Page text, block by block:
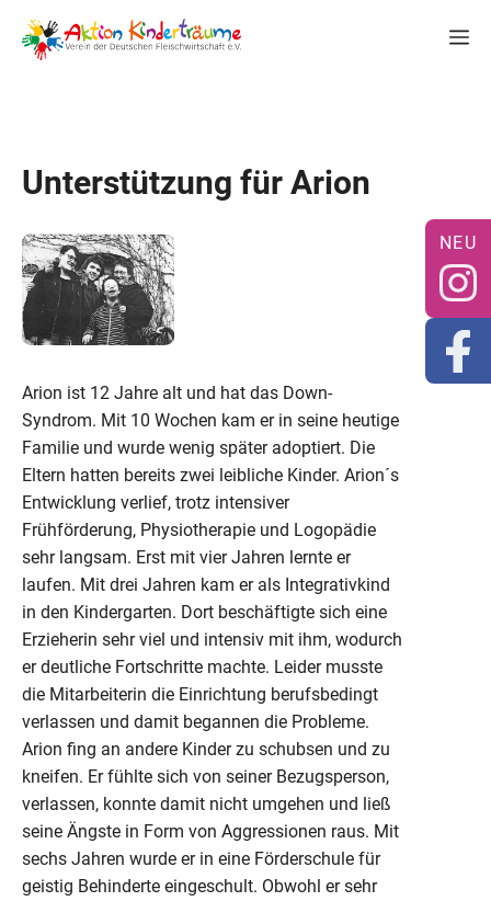
Inhalt
springen
Unterstützung für Arion
Arion ist 12 Jahre alt und hat das Down-
Syndrom. Mit 10 Wochen kam er in seine heutige
Familie und wurde wenig später adoptiert. Die
Eltern hatten bereits zwei leibliche Kinder. Arion´s
Entwicklung verlief, trotz intensiver
Frühförderung, Physiotherapie und Logopädie
sehr langsam. Erst mit vier Jahren lernte er
laufen. Mit drei Jahren kam er als Integrativkind
in den Kindergarten. Dort beschäftigte sich eine
Erzieherin sehr viel und intensiv mit ihm, wodurch
er deutliche Fortschritte machte. Leider musste
die Mitarbeiterin die Einrichtung berufsbedingt
verlassen und damit begannen die Probleme.
Arion fing an andere Kinder zu schubsen und zu
kneifen. Er fühlte sich von seiner Bezugsperson,
verlassen, konnte damit nicht umgehen und ließ
seine Ängste in Form von Aggressionen raus. Mit
sechs Jahren wurde er in eine Förderschule für
geistig Behinderte eingeschult. Obwohl er sehr